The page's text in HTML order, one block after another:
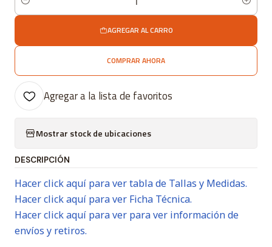
Cantidad
AGREGAR AL CARRO
COMPRAR AHORA
Agregar a la lista de favoritos
Mostrar stock de ubicaciones
DESCRIPCIÓN
Hacer click aquí para ver tabla de Tallas y Medidas.
Hacer click aquí para ver Ficha Técnica.
Hacer click aquí para ver para ver información de
envíos y retiros.